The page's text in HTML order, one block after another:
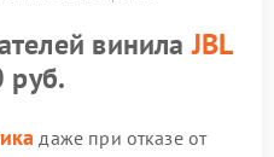
винилаJBL
руб.
даже при отказе от